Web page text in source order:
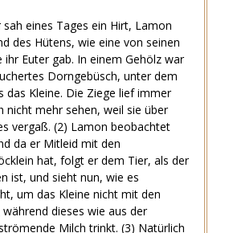
sah eines Tages ein Hirt, Lamon
des Hütens, wie eine von seinen
ihr Euter gab. In einem Gehölz war
Dorngebüsch, unter dem
das Kleine. Die Ziege lief immer
nicht mehr sehen, weil sie über
vergaß. (2) Lamon beobachtet
da er Mitleid mit den
hat, folgt er dem Tier, als der
ist, und sieht nun, wie es
um das Kleine nicht mit den
dieses wie aus der
Milch trinkt. (3) Natürlich